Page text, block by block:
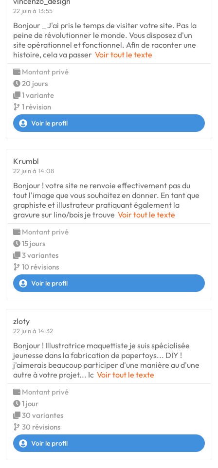
22 juin à 13:55
Bonjour _ J'ai pris le temps de visiter votre site. Pas la
peine de révolutionner le monde. Vous disposez d'un
site opérationnel et fonctionnel. Afin de raconter une
histoire, cela va passer Voir tout le texte
Montant privé
20 jours
1 variante
1 révision
Voir le profil
Krumbl
22 juin à 14:08
Bonjour ! votre site ne renvoie effectivement pas du
tout l'image que vous souhaitez en donner. En tant que
graphiste et illustrateur pratiquant également la
gravure sur lino/bois je trouve Voir tout le texte
Montant privé
15 jours
3 variantes
10 révisions
Voir le profil
zloty
22 juin à 14:32
Bonjour ! Illustratrice maquettiste je suis spécialisée
jeunesse dans la fabrication de papertoys... DIY !
j'aimerais beaucoup participer d'une manière au d'une
autre à votre projet... Ic Voir tout le texte
Montant privé
1 jour
30 variantes
30 révisions
Voir le profil